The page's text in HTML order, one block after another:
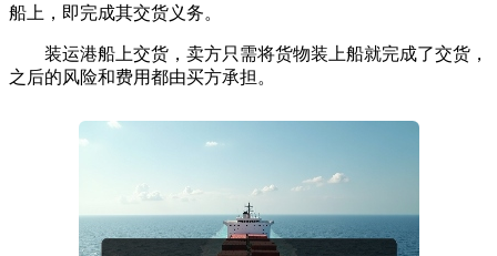
船上，即完成其交货义务。
装运港船上交货，卖方只需将货物装上船就完成了交货，
之后的风险和费用都由买方承担。